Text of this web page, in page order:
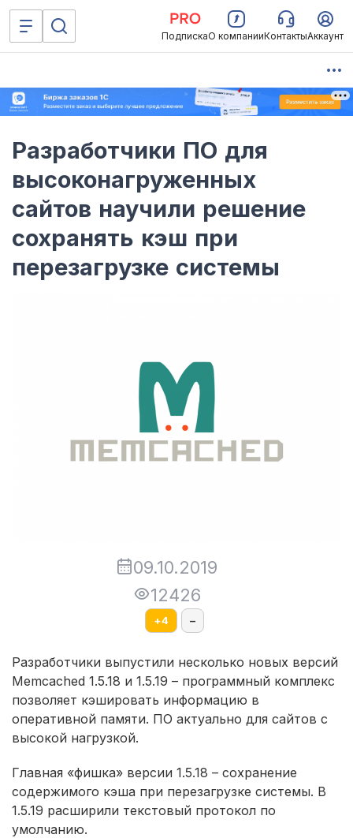
ПодпискаО компанииКонтактыАккаунт
Разработчики ПО для
высоконагруженных
сайтов научили решение
сохранять кэш при
перезагрузке системы
09.10.2019
12426
+4 –
Разработчики выпустили несколько новых версий
Memcached 1.5.18 и 1.5.19 – программный комплекс
позволяет кэшировать информацию в
оперативной памяти. ПО актуально для сайтов с
высокой нагрузкой.
Главная «фишка» версии 1.5.18 – сохранение
содержимого кэша при перезагрузке системы. В
1.5.19 расширили текстовый протокол по
умолчанию.